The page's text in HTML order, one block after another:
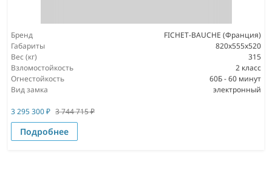
Бренд
FICHET-BAUCHE (Франция)
Габариты
820x555x520
Вес (кг)
315
Взломостойкость
2 класс
Огнестойкость
60Б - 60 минут
Вид замка
электронный
3 295 300₽ 3 744 715₽
Подробнее